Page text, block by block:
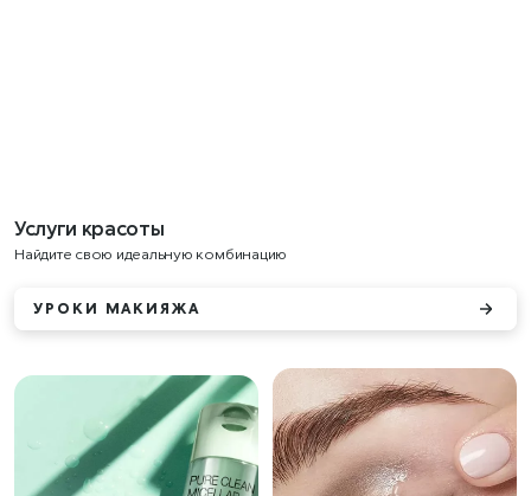
Услуги красоты
Найдите свою идеальную комбинацию
УРОКИ МАКИЯЖА